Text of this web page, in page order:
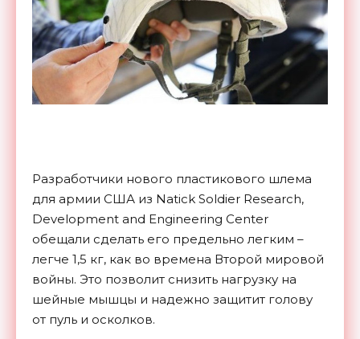
Разработчики нового пластикового шлема
для армии США из Natick Soldier Research,
Development and Engineering Center
обещали сделать его предельно легким –
легче 1,5 кг, как во времена Второй мировой
войны. Это позволит снизить нагрузку на
шейные мышцы и надежно защитит голову
от пуль и осколков.